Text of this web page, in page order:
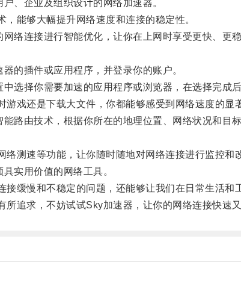
企业及组织设计的网络加速器。
能够大幅提升网络速度和连接的稳定性。
连接进行智能优化，让你在上网时享受更快、更稳
插件或应用程序，并登录你的账户。
择你需要加速的应用程序或浏览器，在选择完成
戏还是下载大文件，你都能够感受到网络速度的显
由技术，根据你所在的地理位置、网络状况和目
测速等功能，让你随时随地对网络连接进行监控和
实用价值的网络工具。
缓慢和不稳定的问题，还能够让我们在日常生活和
追求，不妨试试Sky加速器，让你的网络连接快速又